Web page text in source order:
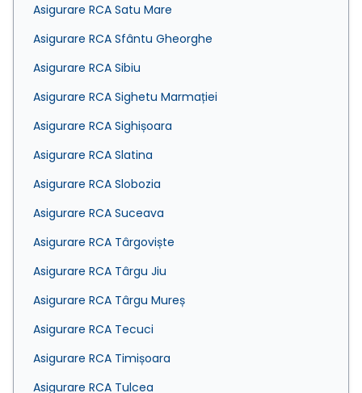
Asigurare RCA Satu Mare
Asigurare RCA Sfântu Gheorghe
Asigurare RCA Sibiu
Asigurare RCA Sighetu Marmației
Asigurare RCA Sighișoara
Asigurare RCA Slatina
Asigurare RCA Slobozia
Asigurare RCA Suceava
Asigurare RCA Târgoviște
Asigurare RCA Târgu Jiu
Asigurare RCA Târgu Mureș
Asigurare RCA Tecuci
Asigurare RCA Timișoara
Asigurare RCA Tulcea